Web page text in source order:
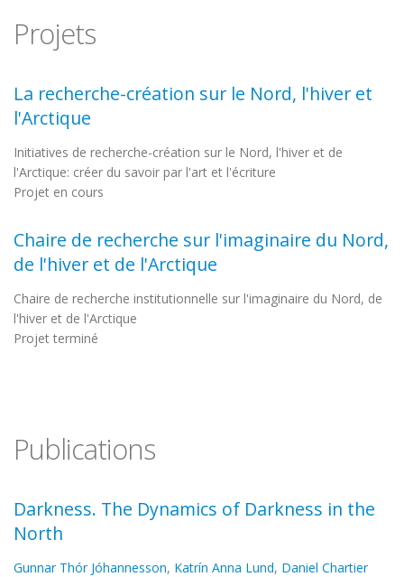
Projets
La recherche-création sur le Nord, l'hiver et
l'Arctique
Initiatives de recherche-création sur le Nord, l'hiver et de
l'Arctique: créer du savoir par l'art et l'écriture
Projet en cours
Chaire de recherche sur l'imaginaire du Nord,
de l'hiver et de l'Arctique
Chaire de recherche institutionnelle sur l'imaginaire du Nord, de
l'hiver et de l'Arctique
Projet terminé
Publications
Darkness. The Dynamics of Darkness in the
North
Gunnar Thór Jóhannesson, Katrín Anna Lund, Daniel Chartier